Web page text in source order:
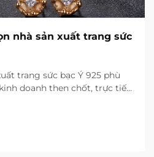
nhà sản xuất trang sức
trang sức bạc Ý 925 phù
doanh then chốt, trực tiếp
của khách hàng. Sự lựa chọn
định tay nghề và độ